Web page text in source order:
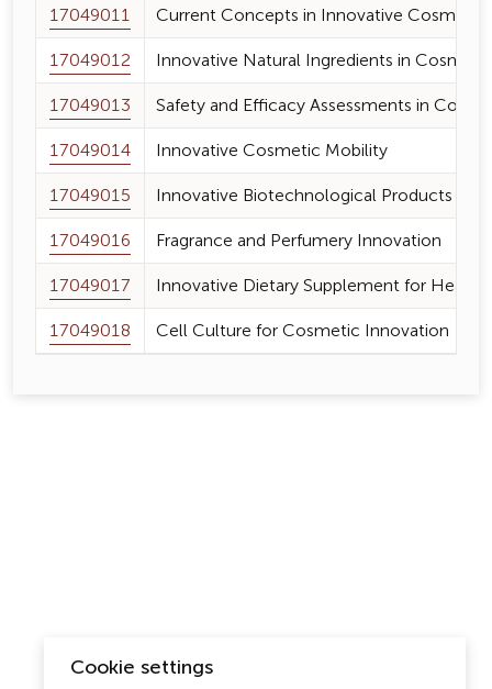
17049011
Current Concepts in Innovative Cosmetics
17049012
Innovative Natural Ingredients in
17049013
Safety and Efficacy Assessments in
17049014
Innovative Cosmetic Mobility
17049015
Innovative Biotechnological Products in
17049016
Fragrance and Perfumery Innovation
17049017
Innovative Dietary Supplement for Health
17049018
Cell Culture for Cosmetic Innovation
Cookie settings